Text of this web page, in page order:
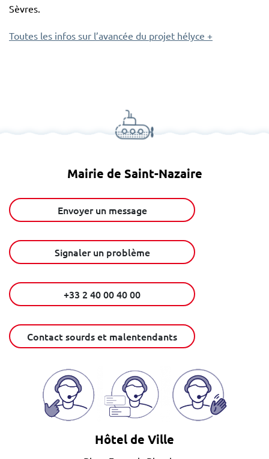
Sèvres.
Toutes les infos sur l’avancée du projet hélyce +
Mairie de Saint-Nazaire
Envoyer un message
Signaler un problème
+33 2 40 00 40 00
Contact sourds et malentendants
Hôtel de Ville